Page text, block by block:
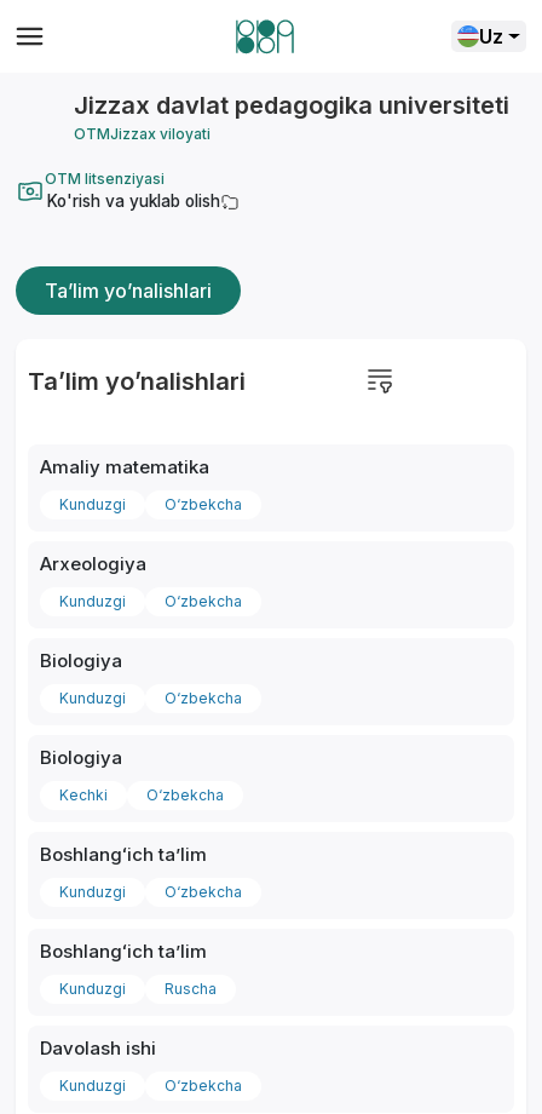
Uz
Jizzax davlat pedagogika universiteti
OTMJizzax viloyati
OTM litsenziyasi
Ko'rish va yuklab olish
Ta’lim yo’nalishlari
Ta’lim yo’nalishlari
Amaliy matematika
Kunduzgi O‘zbekcha
Arxeologiya
Kunduzgi O‘zbekcha
Biologiya
Kunduzgi O‘zbekcha
Biologiya
Kechki O‘zbekcha
Boshlangʻich taʼlim
Kunduzgi O‘zbekcha
Boshlangʻich taʼlim
Kunduzgi Ruscha
Davolash ishi
Kunduzgi O‘zbekcha